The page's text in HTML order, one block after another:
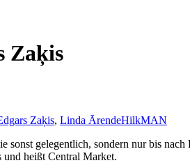
Zaķis
Zaķis, Linda ĀrendeHilkMAN
sonst gelegentlich, sondern nur bis
und heißt Central Market.